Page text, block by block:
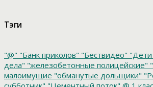
Тэги
"@" "Банк приколов" "Бествидео"
дела" "железобетонные полицейские"
малоимущие "обманутые дольщики"